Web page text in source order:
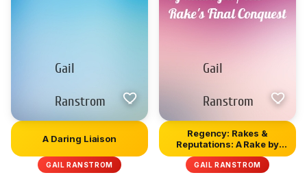
A Daring Liaison
GAIL RANSTROM
Regency: Rakes &
Reputations: A Rake by
Midnight /...
GAIL RANSTROM